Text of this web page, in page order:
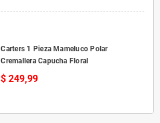
Carters 1 Pieza Mameluco Polar
Cremallera Capucha Floral
$ 249,99